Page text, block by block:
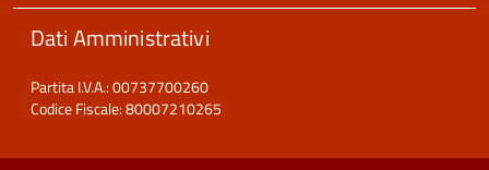
Dati Amministrativi
Partita I.V.A.: 00737700260
Codice Fiscale: 80007210265